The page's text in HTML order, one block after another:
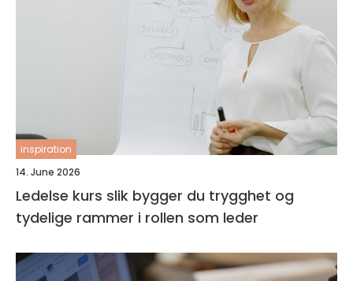
inspiration
14. June 2026
Ledelse kurs slik bygger du trygghet og
tydelige rammer i rollen som leder